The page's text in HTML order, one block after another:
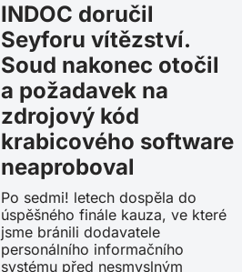
INDOC doručil
Seyforu vítězství.
Soud nakonec otočil
a požadavek na
zdrojový kód
krabicového software
neaproboval
Po sedmi! letech dospěla do
úspěšného finále kauza, ve které
jsme bránili dodavatele
personálního informačního
systému před nesmyslným